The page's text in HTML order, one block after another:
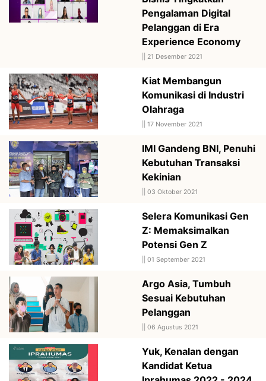
Pengalaman Digital
Pelanggan di Era
Experience Economy
21 Desember 2021
Kiat Membangun
Komunikasi di Industri
Olahraga
17 November 2021
IMI Gandeng BNI, Penuhi
Kebutuhan Transaksi
Kekinian
03 Oktober 2021
Selera Komunikasi Gen
Z: Memaksimalkan
Potensi Gen Z
01 September 2021
Argo Asia, Tumbuh
Sesuai Kebutuhan
Pelanggan
06 Agustus 2021
Yuk, Kenalan dengan
Kandidat Ketua